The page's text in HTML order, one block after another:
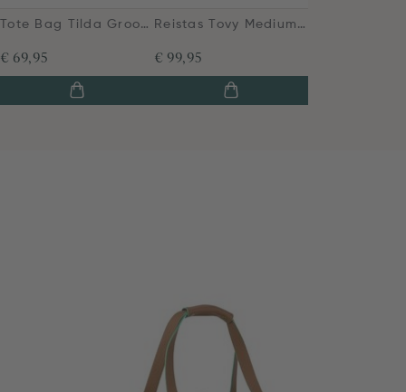
Tote Bag Tilda Groot Jabali Groen
€ 69,95
Reistas Tovy Medium Jabali Groen
€ 99,95